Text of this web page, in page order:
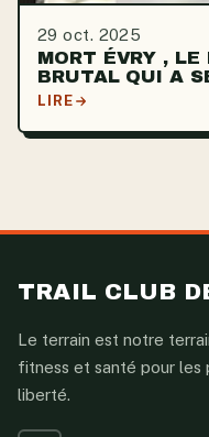
29 oct. 2025
MORT ÉVRY ,
BRUTAL QUI A
LIRE
TRAIL CLUB
Le terrain est notre
fitness et santé pour les
liberté.